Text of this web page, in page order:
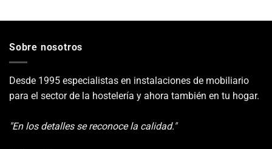
Sobre nosotros
Desde 1995 especialistas en instalaciones de mobiliario
para el sector de la hostelería y ahora también en tu hogar.
"En los detalles se reconoce la calidad."